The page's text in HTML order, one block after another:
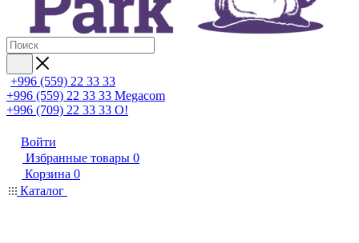
+996 (559) 22 33 33
+996 (559) 22 33 33 Megacom
+996 (709) 22 33 33 O!
Войти
Избранные товары 0
Корзина 0
Каталог